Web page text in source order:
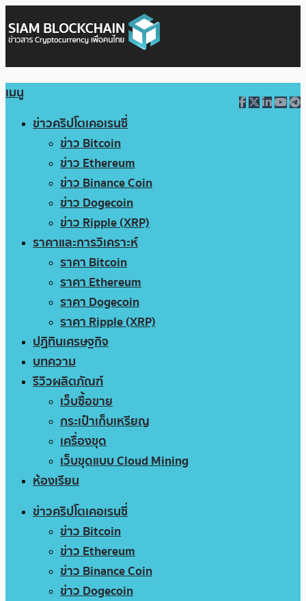
เมนู
ข่าวคริปโตเคอเรนซี่
ข่าว Bitcoin
ข่าว Ethereum
ข่าว Binance Coin
ข่าว Dogecoin
ข่าว Ripple (XRP)
ราคาและการวิเคราะห์
ราคา Bitcoin
ราคา Ethereum
ราคา Dogecoin
ราคา Ripple (XRP)
ปฏิทินเศรษฐกิจ
บทความ
รีวิวผลิตภัณฑ์
เว็บซื้อขาย
กระเป๋าเก็บเหรียญ
เครื่องขุด
เว็บขุดแบบ Cloud Mining
ห้องเรียน
ข่าวคริปโตเคอเรนซี่
ข่าว Bitcoin
ข่าว Ethereum
ข่าว Binance Coin
ข่าว Dogecoin